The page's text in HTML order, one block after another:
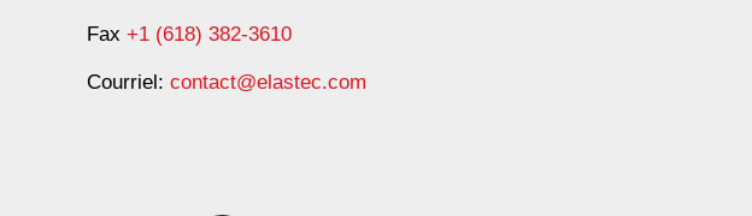
Fax +1 (618) 382-3610
Courriel: contact@elastec.com